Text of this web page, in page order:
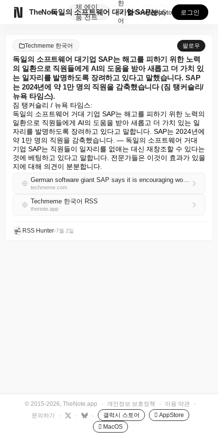
TheNote
제
품
에이
전트
독일의 소프트웨어 대기업 SAP는 해고를 피하기 위한 ...
한
국
어
GooglePlay
AppStore 로그인
Techmeme 한국어 팔로우
독일의 소프트웨어 대기업 SAP는 해고를 피하기 위한 노력
의 일환으로 직원들에게 AI의 도움을 받아 새롭고 더 가치 있
는 일자리를 발명하도록 장려하고 있다고 말했습니다. SAP
는 2024년에 약 1만 명의 직원을 감축했습니다 (짐 탱커슬리/
뉴욕 타임스).
짐 탱커슬리 / 뉴욕 타임스:
독일의 소프트웨어 거대 기업 SAP는 해고를 피하기 위한 노력의
일환으로 직원들에게 AI의 도움을 받아 새롭고 더 가치 있는 일
자리를 발명하도록 장려하고 있다고 말합니다. SAP는 2024년에
약 1만 명의 직원을 감축했습니다. — 독일의 소프트웨어 거대
기업 SAP는 직원들이 일자리를 없애는 대신 재창조할 수 있다는
것에 베팅하고 있다고 말합니다. 전문가들은 이것이 효과가 있을
지에 대해 의견이 분분합니다.
German software giant SAP says it is encouraging workers to invent new, more valuable jobs aided by AI, in a bid to avoid layoffs; SAP cut ~10K staff in 2024 (Jim Tankersley/New York Times)
techmeme.com
Techmeme 한국어 RSS
thenote.app
RSS Hunter•7월 2일
© 2015-2026, TheNote.app · 개인정보 보호정책 · 이용 약관
·
문의하기
· · · 갤럭시 스토어
 AppStore
 MacOS